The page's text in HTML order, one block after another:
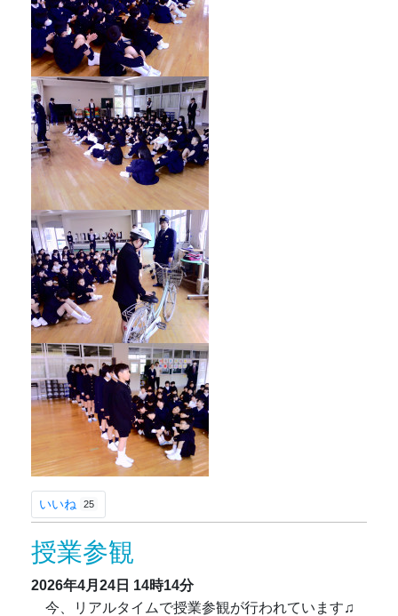
いいね 25
授業参観
2026年4月24日 14時14分
今、リアルタイムで授業参観が行われています♫